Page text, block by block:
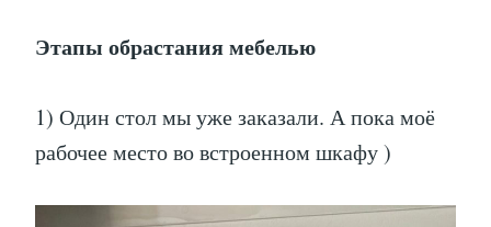
Этапы обрастания мебелью
1) Один стол мы уже заказали. А пока моё
рабочее место во встроенном шкафу )